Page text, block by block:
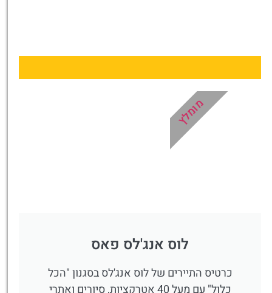
טיסה זולה?
פה!
לוס אנג'לס פאס
כרטיס התיירים של לוס אנג'לס בסגנון "הכל
כלול" עם מעל 40 אטרקציות, סיורים ואתרי
מומלץ